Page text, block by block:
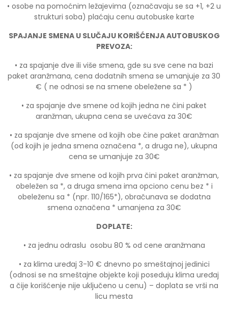
• osobe na pomoćnim ležajevima (označavaju se sa +1, +2 u
strukturi soba) plaćaju cenu autobuske karte
SPAJANJE SMENA U SLUČAJU KORIŠĆENJA AUTOBUSKOG
PREVOZA:
• za spajanje dve ili više smena, gde su sve cene na bazi
paket aranžmana, cena dodatnih smena se umanjuje za 30
€ ( ne odnosi se na smene obeležene sa * )
• za spajanje dve smene od kojih jedna ne čini paket
aranžman, ukupna cena se uvećava za 30€
• za spajanje dve smene od kojih obe čine paket aranžman
(od kojih je jedna smena označena *, a druga ne), ukupna
cena se umanjuje za 30€
• za spajanje dve smene od kojih prva čini paket aranžman,
obeležen sa *, a druga smena ima opciono cenu bez * i
obeleženu sa * (npr. 110/165*), obračunava se dodatna
smena označena * umanjena za 30€
DOPLATE:
• za jednu odraslu osobu 80 % od cene aranžmana
• za klima uređaj 3-10 € dnevno po smeštajnoj jedinici
(odnosi se na smeštajne objekte koji poseduju klima uređaj
a čije korišćenje nije uključeno u cenu) – doplata se vrši na
licu mesta